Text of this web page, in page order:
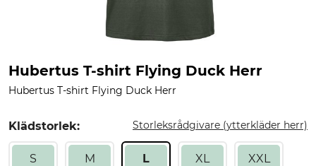
Hubertus T-shirt Flying Duck Herr
Hubertus T-shirt Flying Duck Herr
Klädstorlek: Storleksrådgivare (ytterkläder herr)
S M L XL XXL